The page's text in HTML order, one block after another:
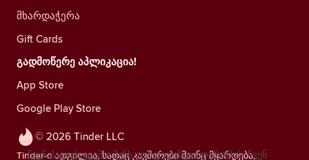
© 2026 Tinder LLC
Tinder-ი ადგილია, სადაც კავშირები მაინც მყარდება,
მხარდაჭერა
Gift Cards
გადმოწერე აპლიკაცია!
App Store
Google Play Store
ჩვენ პატივს ვცემთ შენს კონფიდენციალურობას. ჩვენ